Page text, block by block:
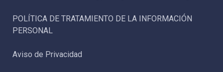
POLÍTICA DE TRATAMIENTO DE LA INFORMACIÓN
PERSONAL
Aviso de Privacidad